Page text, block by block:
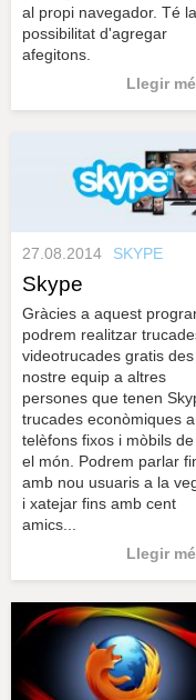
al propi navegador. Té la
possibilitat d'agregar
afegitons.
Llegir
27.08.2014 SKYPE
Skype
Gràcies a aquest
podrem realitzar
videotrucades gratis
nostre equip a altres
persones que tenen
trucades econòmiques a
telèfons fixos i mòbils
el món. Podrem parlar
amb nou usuaris a la
i xatejar fins amb cent
amics...
Llegir